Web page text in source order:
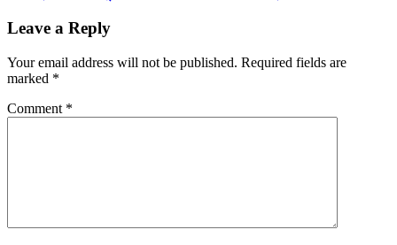
Leave a Reply
Your email address will not be published. Required fields are
marked *
Comment *